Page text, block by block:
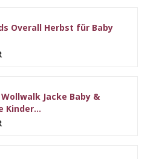
Overall Herbst für Baby
Jacke Baby &
Kinder...